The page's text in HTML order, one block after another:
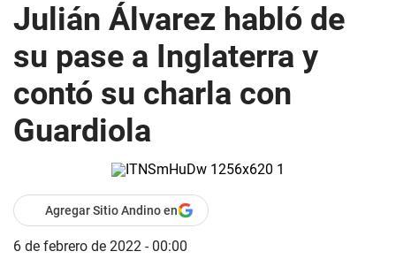
Julián Álvarez habló de
su pase a Inglaterra y
contó su charla con
Guardiola
Agregar Sitio Andino en
6 de febrero de 2022 - 00:00